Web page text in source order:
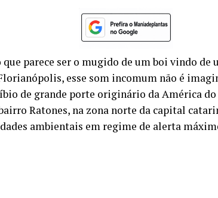
parece ser o mugido de um boi vindo de
esse som incomum não é
de grande porte originário da América
Ratones, na zona norte da capital
ambientais em regime de alerta